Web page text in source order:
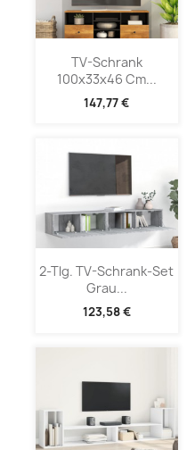
TV-Schrank
100x33x46 Cm...
147,77 €
2-Tlg. TV-Schrank-Set
Grau...
123,58 €